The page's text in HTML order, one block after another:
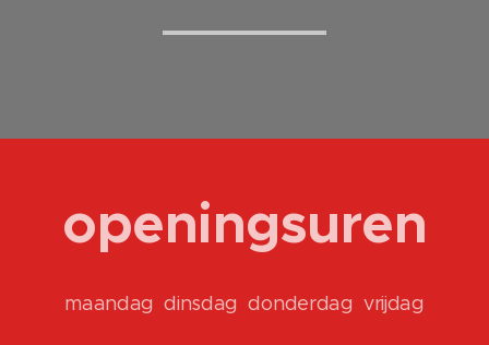
openingsuren
maandag dinsdag donderdag vrijdag